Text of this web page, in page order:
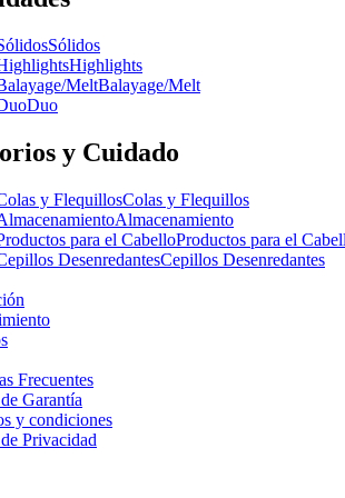
Sólidos
Highlights
Balayage/Melt
Duo
y Cuidado
Colas y Flequillos
Almacenamiento
Productos para el
Cepillos Desenredantes
Frecuentes
Garantía
y condiciones
Privacidad